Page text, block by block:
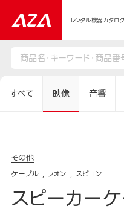
レンタル機器カタロ
すべて 映像 音響
その他
ケーブル フォン スピコン
スピーカーケ